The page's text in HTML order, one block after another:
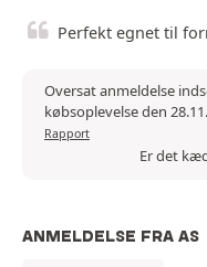
Perfekt egnet til
Oversat anmeldelse
købsoplevelse den
Rapport
Er det
ANMELDELSE FRA AS